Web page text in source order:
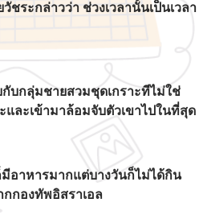
ระกล่าวว่า ช่วงเวลานั้นเป็นเวลา
บกลุ่มชายสวมชุดเกราะทีไม่ใช่
ละเข้ามาล้อมจับตัวเขาไปในที่สุด
มีอาหารมากแต่บางวันก็ไม่ได้กิน
กองทัพอิสราเอล